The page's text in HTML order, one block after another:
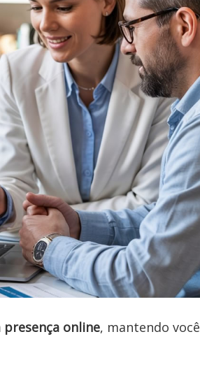
online, mantendo você